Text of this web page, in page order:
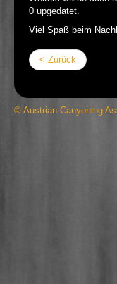
0 upgedatet.
Viel Spaß beim
< Zurück
© Austrian Canyoning